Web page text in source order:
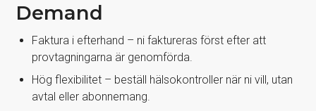
Demand
Faktura i efterhand – ni faktureras först efter att
provtagningarna är genomförda.
Hög flexibilitet – beställ hälsokontroller när ni vill, utan
avtal eller abonnemang.